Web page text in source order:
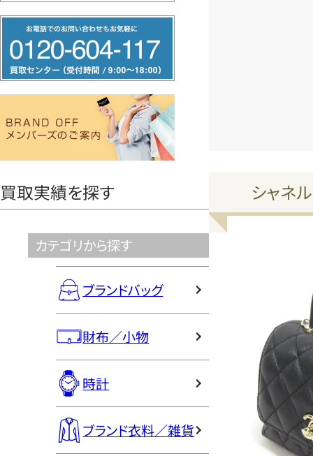
リ
ー
ヤ
買取実績を探す
カテゴリから探す
ブランドバッグ
財布／小物
時計
ブランド衣料／雑貨
シャネ